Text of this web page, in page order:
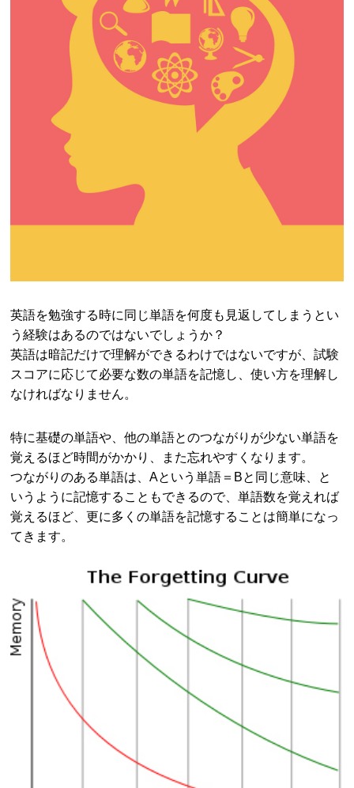
英語を勉強する時に同じ単語を何度も見返してしまうとい
う経験はあるのではないでしょうか？
英語は暗記だけで理解ができるわけではないですが、試験
スコアに応じて必要な数の単語を記憶し、使い方を理解し
なければなりません。
特に基礎の単語や、他の単語とのつながりが少ない単語を
覚えるほど時間がかかり、また忘れやすくなります。
つながりのある単語は、Aという単語＝Bと同じ意味、と
いうように記憶することもできるので、単語数を覚えれば
覚えるほど、更に多くの単語を記憶することは簡単になっ
てきます。